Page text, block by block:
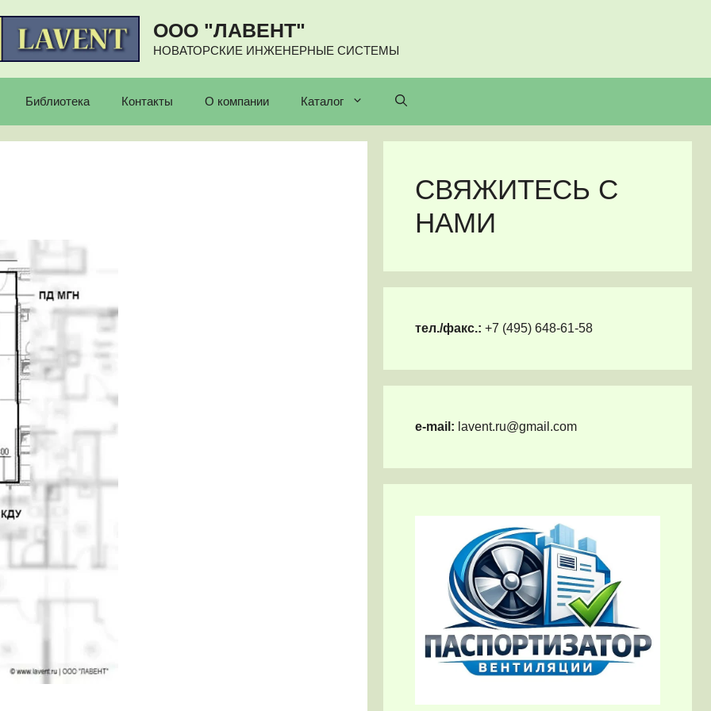
ООО "ЛАВЕНТ"
НОВАТОРСКИЕ ИНЖЕНЕРНЫЕ СИСТЕМЫ
Библиотека Контакты О компании Каталог
СВЯЖИТЕСЬ С
НАМИ
тел./факс.: +7 (495) 648-61-58
e-mail: lavent.ru@gmail.com